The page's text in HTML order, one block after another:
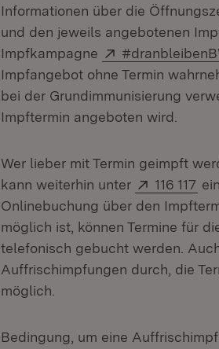
Informationen über die
und den jeweils angebotenen
Impfkampagne
Extern:
Impfangebot ohne Termin
bei der Grundimmunisierung
Impftermin angeboten wird.
Wer lieber mit Termin geimpft
kann weiterhin unter
Extern:
116 117
Onlinebuchung über den
möglich ist, können Termine für
telefonisch gebucht werden.
Auffrischimpfungen durch, die
möglich.
Bedingung, um eine